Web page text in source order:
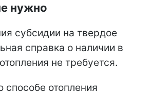
нужно
субсидии на твердое
справка о наличии в
не требуется.
отопления